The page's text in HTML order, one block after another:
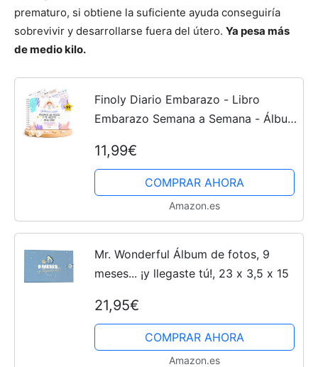
prematuro, si obtiene la suficiente ayuda conseguiría
sobrevivir y desarrollarse fuera del útero. Ya pesa más
de medio kilo.
Finoly Diario Embarazo - Libro
Embarazo Semana a Semana - Álbum
Agenda Embarazada Fotos Datos
Pegatinas Consejos Ecografías -...
11,99€
COMPRAR AHORA
Amazon.es
Mr. Wonderful Álbum de fotos, 9
meses... ¡y llegaste tú!, 23 x 3,5 x 15
21,95€
COMPRAR AHORA
Amazon.es